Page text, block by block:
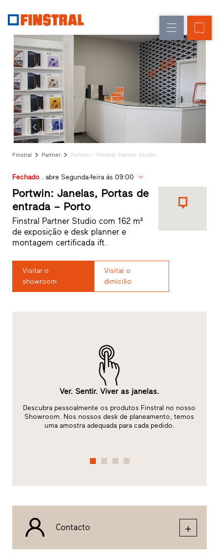
Janelas
Portas
de
entrada
Envidraçados
Renovação
Obra
nova
Referências
Serviço
para
arquitetos
Programa
Finstral
Partner
Procura
de
Acessos
Finstral Partner Portwin - Finstral Partner Studio
Fechado. abre Segunda-feira ás 09:00
Portwin: Janelas, Portas de
entrada – Porto
Finstral Partner Studio com 162 m²
de exposição e desk planner e
montagem certificada ift.
Visitar o
showroom
Visitar o
dimicilio
Ver. Sentir. Viver as janelas.
Descubra pessoalmente os produtos Finstral no nosso
Showroom. Nos nossos desk de planeamento, temos
uma amostra adequada para cada pedido.
Contacto